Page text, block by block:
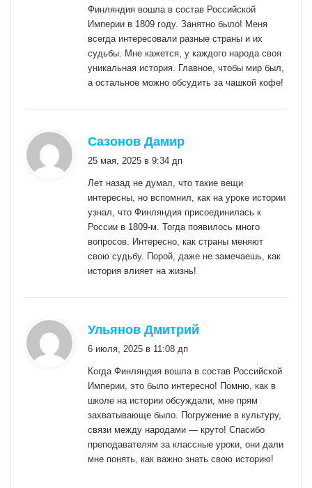
Финляндия вошла в состав Российской
Империи в 1809 году. Занятно было! Меня
всегда интересовали разные страны и их
судьбы. Мне кажется, у каждого народа своя
уникальная история. Главное, чтобы мир был,
а остальное можно обсудить за чашкой кофе!
Сазонов Дамир
25 мая, 2025 в 9:34 дп
Лет назад не думал, что такие вещи
интересны, но вспомнил, как на уроке истории
узнал, что Финляндия присоединилась к
России в 1809-м. Тогда появилось много
вопросов. Интересно, как страны меняют
свою судьбу. Порой, даже не замечаешь, как
история влияет на жизнь!
Ульянов Дмитрий
6 июля, 2025 в 11:08 дп
Когда Финляндия вошла в состав Российской
Империи, это было интересно! Помню, как в
школе на истории обсуждали, мне прям
захватывающе было. Погружение в культуру,
связи между народами — круто! Спасибо
преподавателям за классные уроки, они дали
мне понять, как важно знать свою историю!